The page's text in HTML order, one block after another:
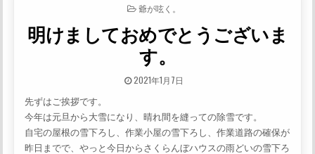
POSTED IN
爺が呟く。
明けましておめでとうございま
す。
PUBLISHED DATE:
2021年1月7日
先ずはご挨拶です。
今年は元旦から大雪になり、晴れ間を縫っての除雪です。
自宅の屋根の雪下ろし、作業小屋の雪下ろし、作業道路の確保が
昨日までで、やっと今日からさくらんぼハウスの雨どいの雪下ろ